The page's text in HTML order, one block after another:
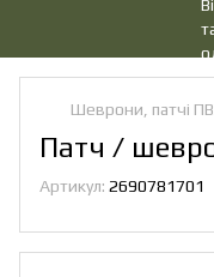
Шеврони, патчі
Патч /
Артикул: 2690781701